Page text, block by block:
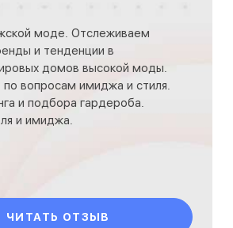
моде. Отслеживаем
и тенденции в
домов высокой моды.
по вопросам имиджа и стиля.
и подбора гардероба.
и имиджа.
ЧИТАТЬ ОТЗЫВ